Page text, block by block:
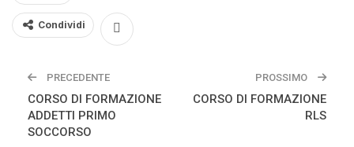
Condividi
PRECEDENTE
CORSO DI FORMAZIONE
ADDETTI PRIMO
SOCCORSO
PROSSIMO
CORSO DI FORMAZIONE
RLS